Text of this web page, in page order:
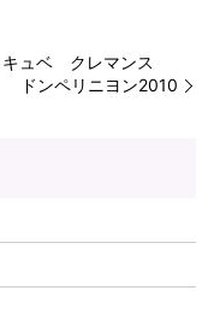
ュベ クレマンス
ドンペリニヨン2010